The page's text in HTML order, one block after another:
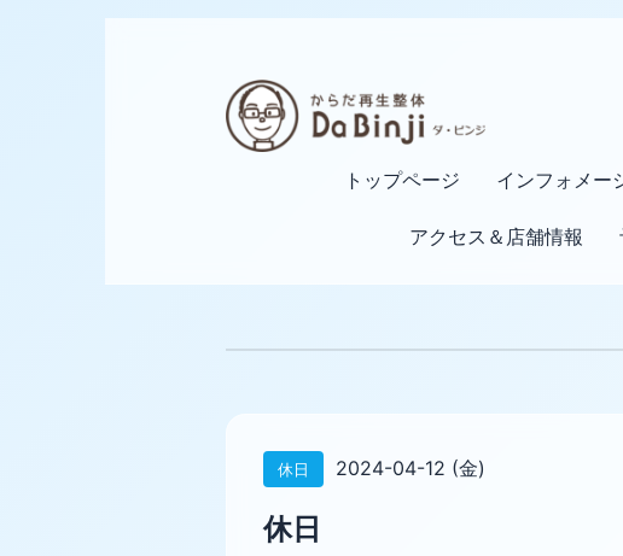
トップページ インフォメー
アクセス＆店舗情報
休日 2024-04-12 (金)
休日